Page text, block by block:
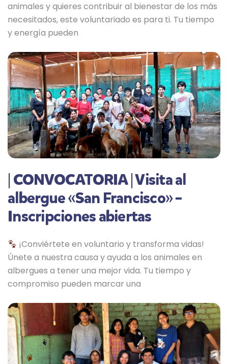
animales y quieres contribuir al bienestar de los más
necesitados, este voluntariado es para ti. Tu tiempo
y energía pueden
| CONVOCATORIA | Visita al
albergue «San Francisco» –
Inscripciones abiertas
¡Conviértete en voluntario y transforma vidas!
Únete a nuestra causa y ayuda a los animales en
albergues a tener una mejor vida. Tu tiempo y
compromiso pueden marcar una